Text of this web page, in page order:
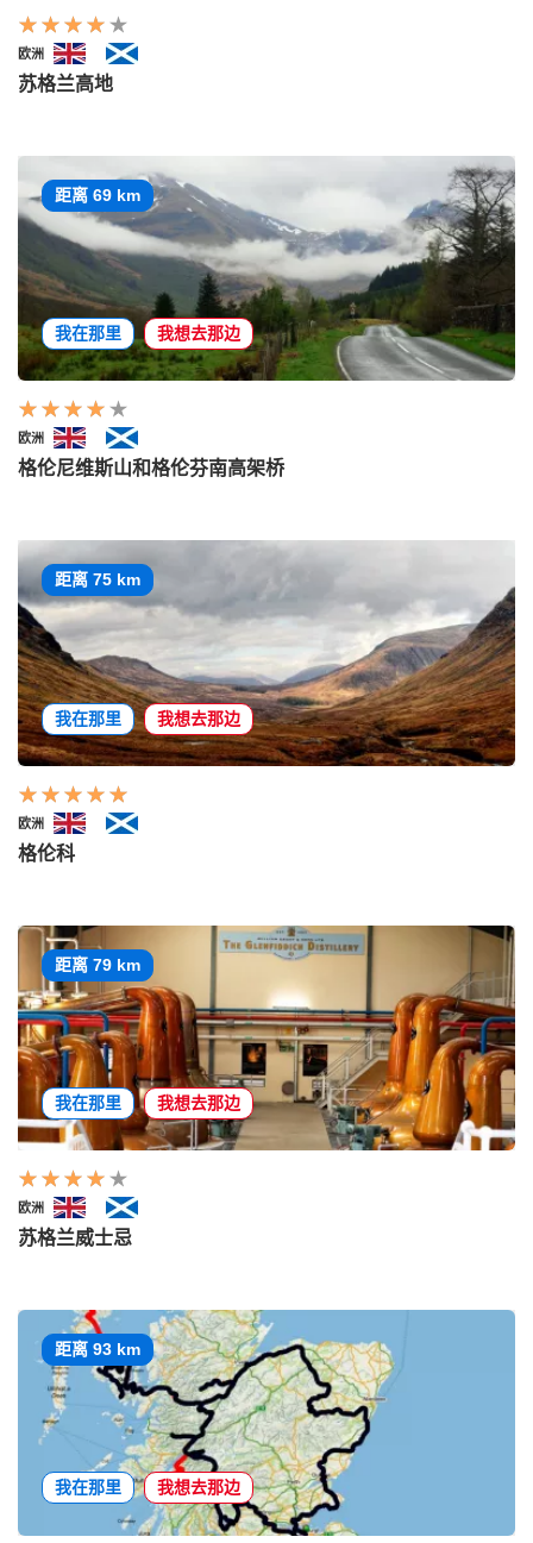
欧洲
苏格兰高地
距离 69 km
我在那里 我想去那边
欧洲
格伦尼维斯山和格伦芬南高架桥
距离 75 km
我在那里 我想去那边
欧洲
格伦科
距离 79 km
我在那里 我想去那边
欧洲
苏格兰威士忌
距离 93 km
我在那里 我想去那边